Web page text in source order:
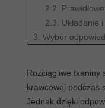
2.2.
2.3. Układanie
3. Wybór
3.3. Nici
4. Narzędzia i
Rozciągliwe tkaniny
krawcowej podczas
Jednak dzięki